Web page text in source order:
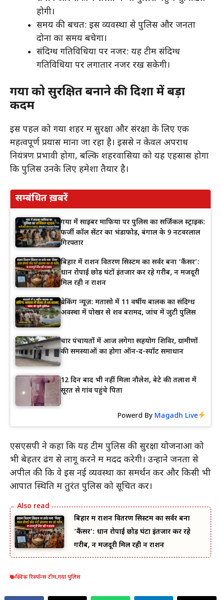
होगी।
समय की बचत: इस व्यवस्था से पुलिस और जनता
दोनों का समय बचेगा।
संदिग्ध गतिविधियों पर नजर: यह टीम संदिग्ध
गतिविधियों पर लगातार नजर रख सकेगी।
गया को सुरक्षित बनाने की दिशा में बड़ा
कदम
इस पहल को गया शहर में सुरक्षा और संरक्षा के लिए एक
महत्वपूर्ण प्रयास माना जा रहा है। इससे न केवल अपराध
नियंत्रण प्रभावी होगा, बल्कि शहरवासियों को यह एहसास होगा
कि पुलिस उनके लिए हमेशा तैयार है।
सम्बंधित ख़बरें
गया में साइबर माफिया पर पुलिस का सर्जिकल स्ट्राइक:
फर्जी कॉल सेंटर का भंडाफोड़, बंगाल के 9 नटवरलाल
गिरफ्तार
बिहार में राशन वितरण सिस्टम का सर्वर बना ‘कैंसर’:
धान रोपाई छोड़ घंटों इंतजार कर रहे गरीब, न मजदूरी
मिल रही न राशन
ब्रेकिंग न्यूज़: मतासो में 11 वर्षीय बालक का संदिग्ध
अवस्था में पोखर से शव बरामद, जांच में जुटी पुलिस
चार पंचायतों में आज लगेगा सहयोग शिविर, ग्रामीणों
की समस्याओं का होगा ऑन-द-स्पॉट समाधान
12 दिन बाद भी नहीं मिला नौलेश, बेटे की तलाश में
सूरत से गांव पहुंचे पिता
Powerd By Magadh Live
एसएसपी ने कहा कि यह टीम पुलिस की सुरक्षा योजनाओं को
भी बेहतर ढंग से लागू करने में मदद करेगी। उन्होंने जनता से
अपील की कि वे इस नई व्यवस्था का समर्थन करें और किसी भी
आपात स्थिति में तुरंत पुलिस को सूचित करें।
बिहार में राशन वितरण सिस्टम का सर्वर बना
‘कैंसर’: धान रोपाई छोड़ घंटों इंतजार कर रहे
गरीब, न मजदूरी मिल रही न राशन
क्विक रिस्पॉन्स टीम,गया पुलिस